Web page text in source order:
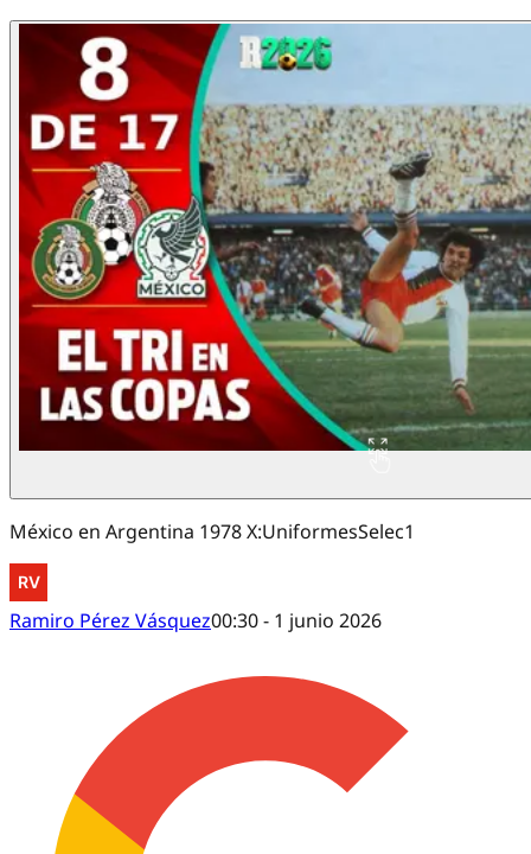
México en Argentina 1978 X:UniformesSelec1
Ramiro Pérez Vásquez00:30 - 1 junio 2026